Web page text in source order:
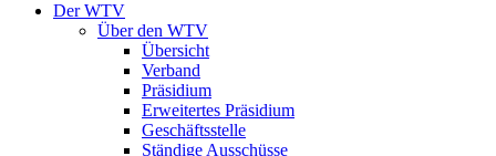
Der WTV
Über den WTV
Übersicht
Verband
Präsidium
Erweitertes Präsidium
Geschäftsstelle
Ständige Ausschüsse